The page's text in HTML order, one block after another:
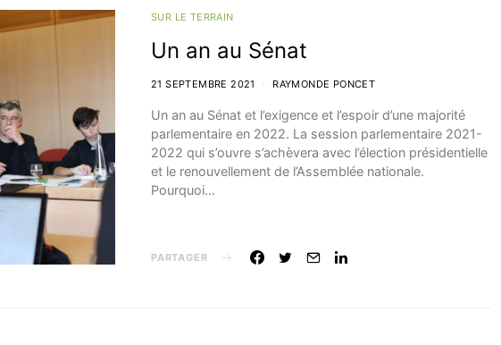
SUR LE TERRAIN
Un an au Sénat
21 SEPTEMBRE 2021 RAYMONDE PONCET
Un an au Sénat et l’exigence et l’espoir d’une majorité
parlementaire en 2022. La session parlementaire 2021-
2022 qui s’ouvre s’achèvera avec l’élection présidentielle
et le renouvellement de l’Assemblée nationale.
Pourquoi…
PARTAGER